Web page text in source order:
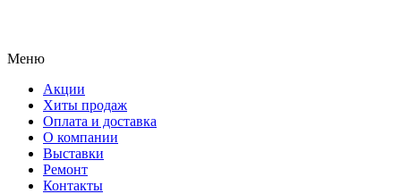
Меню
Акции
Хиты продаж
Оплата и доставка
О компании
Выставки
Ремонт
Контакты